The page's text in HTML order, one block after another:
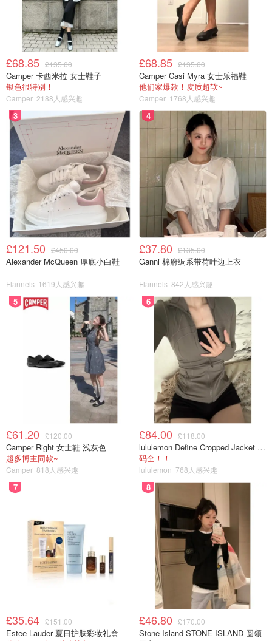
Julia83 16 查看原帖
Gel Foundation Prime 妆前乳 这款超保湿妆前乳 膏体呈现淡
橘色的乳脂质地 上妆前使用 起到遮盖毛孔又深层补水保湿的
作用 关键它有股炒鸡好闻的野生玫瑰味🌹～喜欢！...
使用感受
哄哄HongHong 查看原帖
妆前乳： 淡淡的肉色，浓郁的玫瑰香味。 用指腹轻轻按压，
会感觉冰冰凉凉，QQ弹弹。 自配黑色的小勺 上脸后很快能
与肌肤融合，有一定的提亮效果。 （我皮肤底色偏黄，用完
之后黄气暗沉有明显的改善） 修饰毛孔的效果可以遮个3-4
Loose Powder 散粉
产品外观设计
£68.85 £135.00
Camper 卡西米拉 女士鞋子
银色很特别！
Camper 2188人感兴趣
£68.85 £135.00
Camper Casi Myra 女士乐福鞋
他们家爆款！皮质超软~
Camper 1768人感兴趣
3
£121.50 £450.00
Alexander McQueen 厚底小白鞋
Flannels 1619人感兴趣
4
£37.80 £135.00
Ganni 棉府绸系带荷叶边上衣
Flannels 842人感兴趣
5
£61.20 £120.00
Camper Right 女士鞋 浅灰色
超多博主同款~
Camper 818人感兴趣
6
£84.00 £118.00
lululemon Define Cropped Jacket Nulu 短款夹克
码全！！
lululemon 768人感兴趣
7
£35.64 £151.00
Estee Lauder 夏日护肤彩妆礼盒
8
£46.80 £170.00
Stone Island STONE ISLAND 圆领